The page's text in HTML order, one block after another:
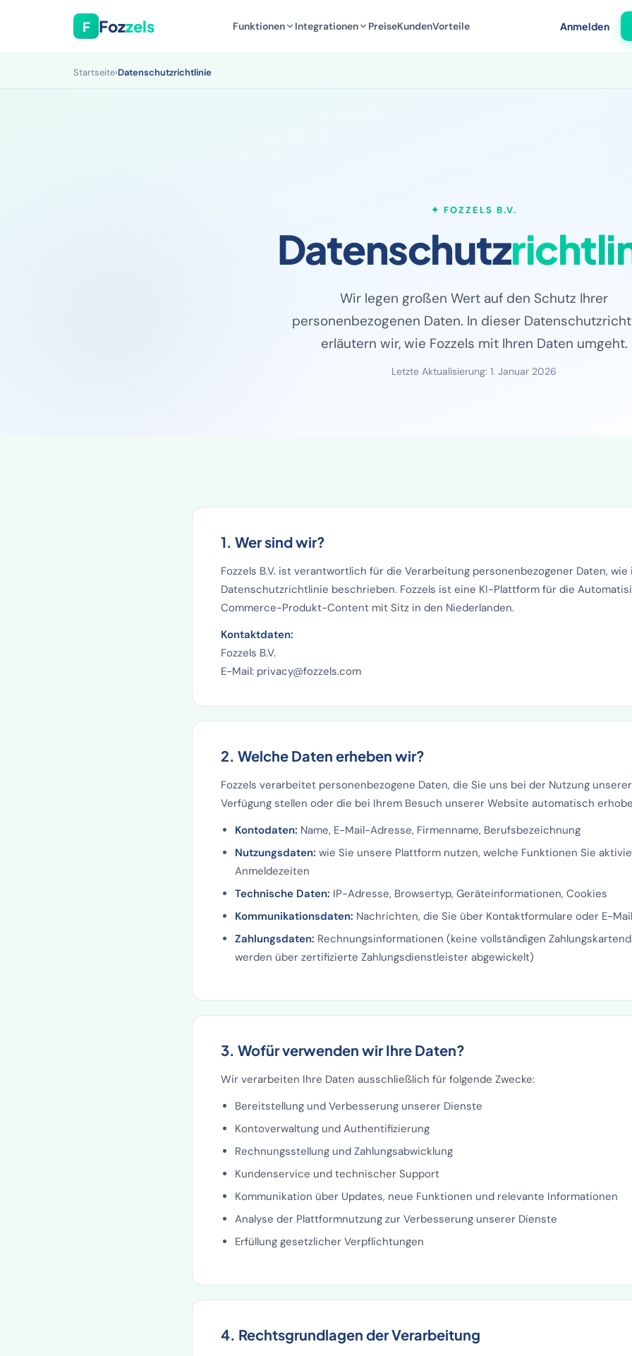
F Fozzels Funktionen Integrationen PreiseKundenVorteile Anmelden
Startseite›Datenschutzrichtlinie
✦ FOZZELS B.V.
Datenschutz
Wir legen großen Wert auf den Schutz Ihrer
personenbezogenen Daten. In dieser
erläutern wir, wie Fozzels mit Ihren Daten umgeht.
Letzte Aktualisierung: 1. Januar 2026
1. Wer sind wir?
Fozzels B.V. ist verantwortlich für die Verarbeitung personenbezogener Daten, wie
Datenschutzrichtlinie beschrieben. Fozzels ist eine KI-Plattform für die
Commerce-Produkt-Content mit Sitz in den Niederlanden.
Kontaktdaten:
Fozzels B.V.
E-Mail: privacy@fozzels.com
2. Welche Daten erheben wir?
Fozzels verarbeitet personenbezogene Daten, die Sie uns bei der Nutzung
Verfügung stellen oder die bei Ihrem Besuch unserer Website automatisch
Kontodaten: Name, E-Mail-Adresse, Firmenname, Berufsbezeichnung
Nutzungsdaten: wie Sie unsere Plattform nutzen, welche Funktionen Sie
Anmeldezeiten
Technische Daten: IP-Adresse, Browsertyp, Geräteinformationen, Cookies
Kommunikationsdaten: Nachrichten, die Sie über Kontaktformulare oder E-
Zahlungsdaten: Rechnungsinformationen (keine vollständigen
werden über zertifizierte Zahlungsdienstleister abgewickelt)
3. Wofür verwenden wir Ihre Daten?
Wir verarbeiten Ihre Daten ausschließlich für folgende Zwecke:
Bereitstellung und Verbesserung unserer Dienste
Kontoverwaltung und Authentifizierung
Rechnungsstellung und Zahlungsabwicklung
Kundenservice und technischer Support
Kommunikation über Updates, neue Funktionen und relevante Informationen
Analyse der Plattformnutzung zur Verbesserung unserer Dienste
Erfüllung gesetzlicher Verpflichtungen
4. Rechtsgrundlagen der Verarbeitung